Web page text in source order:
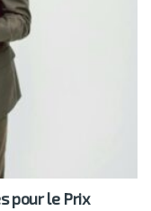
pour le Prix